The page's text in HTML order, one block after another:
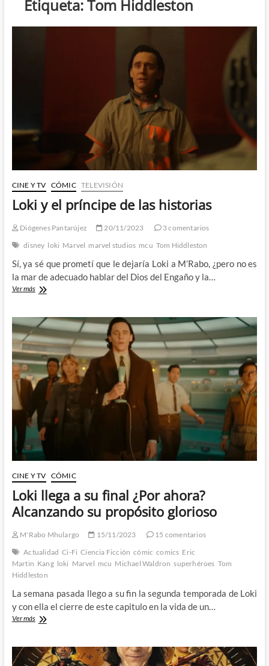
Etiqueta:Tom Hiddleston
CINE Y TV CÓMIC TELEVISIÓN
Loki y el príncipe de las historias
Diógenes Pantarújez 20/11/2023
3 comentarios
disney loki Marvel marvel studios mcu Tom Hiddleston
Sí, ya sé que prometí que le dejaría Loki a M’Rabo, ¿pero no es
la mar de adecuado hablar del Dios del Engaño y la…
Ver másLoki
príncipe
las
historias
CINE Y TV CÓMIC
Loki llega a su final ¿Por ahora?
Alcanzando su propósito glorioso
M'Rabo Mhulargo 15/11/2023
15 comentarios
Actualidad Ci-Fi Ciencia Ficción cómic comics Eric
Martin Kang loki Marvel mcu Michael Waldron superhéroes Tom
Hiddleston
La semana pasada llego a su fin la segunda temporada de Loki
y con ella el cierre de este capitulo en la vida de un…
Ver másLoki
su
final